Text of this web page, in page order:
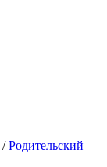
/ Родительский